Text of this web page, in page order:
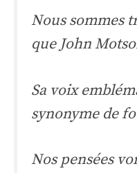
Nous sommes
que John
Sa voix
synonyme de
Nos pensées